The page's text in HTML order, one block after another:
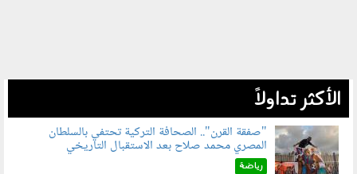
الأكثر تداولاً
070801.jpg
"صفقة القرن".. الصحافة التركية تحتفي بالسلطان
المصري محمد صلاح بعد الاستقبال التاريخي
رياضة